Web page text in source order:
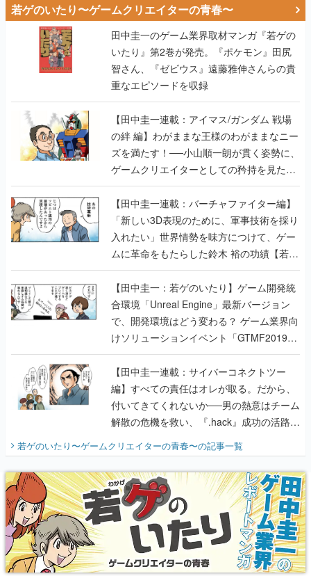
若ゲのいたり〜ゲームクリエイターの青春〜
田中圭一のゲーム業界取材マンガ『若ゲの
いたり』第2巻が発売。『ポケモン』田尻
智さん、『ゼビウス』遠藤雅伸さんらの貴
重なエピソードを収録
【田中圭一連載：アイマス/ガンダム 戦場
の絆 編】わがままな王様のわがままなニー
ズを満たす！──小山順一朗が貫く姿勢に、
ゲームクリエイターとしての矜持を見た
【若ゲのいたり最終回】
【田中圭一連載：バーチャファイター編】
「新しい3D表現のために、軍事技術を採り
入れたい」世界情勢を味方につけて、ゲー
ムに革命をもたらした鈴木 裕の功績【若ゲ
のいたり】
【田中圭一：若ゲのいたり】ゲーム開発統
合環境「Unreal Engine」最新バージョン
で、開発環境はどう変わる？ ゲーム業界向
けソリューションイベント「GTMF2019」
に行って、より理解を深めよう【PR】
【田中圭一連載：サイバーコネクトツー
編】すべての責任はオレが取る。だから、
付いてきてくれないか──男の熱意はチーム
解散の危機を救い、『.hack』成功の活路を
『少年ジャンプ』色だった【若ゲのいた
り】
若ゲのいたり〜ゲームクリエイターの青春〜の記事一覧